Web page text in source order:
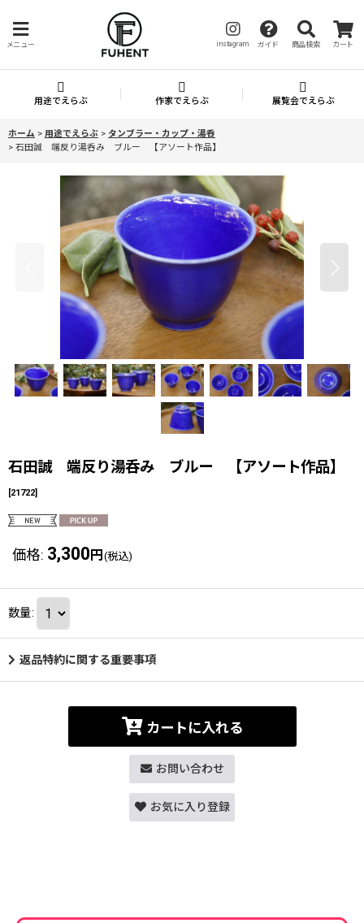
メニュー instagram ガイド 商品検索 カート
用途でえらぶ 作家でえらぶ 展覧会でえらぶ
ホーム > 用途でえらぶ > タンブラー・カップ・湯呑
> 石田誠 端反り湯呑み ブルー 【アソート作品】
石田誠 端反り湯呑み ブルー 【アソート作品】
21722]
価格: 3,300 円 (税込)
数量:
返品特約に関する重要事項
カートに入れる
お問い合わせ
お気に入り登録